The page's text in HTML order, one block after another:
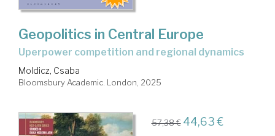
Geopolitics in Central Europe
uperpower competition and regional dynamics
Moldicz, Csaba
Bloomsbury Academic. London, 2025
57,38 € 44,63 €